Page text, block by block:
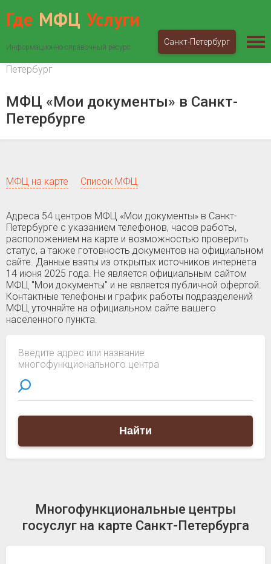
Где МФЦ Услуги
Информационно-справочный ресурс
Санкт-Петербург
Санкт-Петербург
Санкт-
Петербург
МФЦ «Мои документы» в Санкт-
Петербурге
МФЦ на карте Список МФЦ
Адреса 54 центров МФЦ «Мои документы» в Санкт-
Петербурге c указанием телефонов, часов работы,
расположением на карте и возможностью проверить
статус, а также готовность документов на официальном
сайте. Данные взяты из открытых источников интернета
14 июня 2025 года. Не является официальным сайтом
МФЦ "Мои документы" и не является публичной офертой.
Контактные телефоны и график работы подразделений
МФЦ уточняйте на официальном сайте вашего
населенного пункта.
Введите адрес или название
многофункционального центра
Найти
Многофункциональные центры
госуслуг на карте Санкт-Петербурга